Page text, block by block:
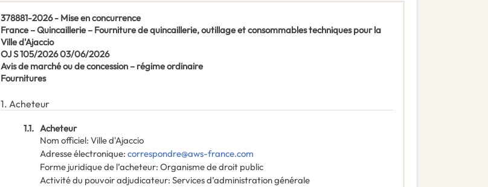
378881-2026 - Mise en concurrence
France – Quincaillerie – Fourniture de quincaillerie, outillage et consommables techniques pour la
Ville d'Ajaccio
OJ S 105/2026 03/06/2026
Avis de marché ou de concession – régime ordinaire
Fournitures
1. Acheteur
1.1. Acheteur
Nom officiel: Ville d'Ajaccio
Adresse électronique: correspondre@aws-france.com
Forme juridique de l’acheteur: Organisme de droit public
Activité du pouvoir adjudicateur: Services d’administration générale